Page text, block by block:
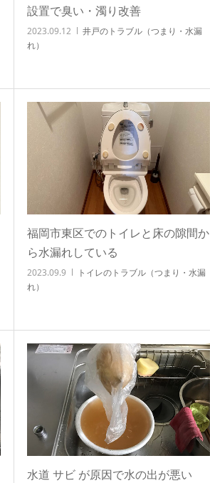
設置で臭い・濁り改善
2023.09.12
井戸のトラブル（つまり・水漏
れ）
福岡市東区でのトイレと床の隙間か
ら水漏れしている
2023.09.9
トイレのトラブル（つまり・水漏
れ）
水道 サビ が原因で水の出が悪い